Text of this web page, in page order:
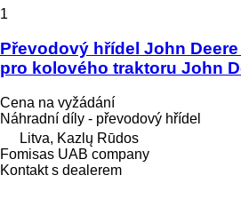
1
Převodový hřídel John Deere
pro kolového traktoru John
Cena na vyžádání
Náhradní díly - převodový hřídel
Litva, Kazlų Rūdos
Fomisas UAB company
Kontakt s dealerem